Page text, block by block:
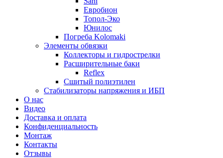
Евробион
Топол-Эко
Юнилос
Погреба Kolomaki
Элементы обвязки
Коллекторы и гидрострелки
Расширительные баки
Reflex
Сшитый полиэтилен
Стабилизаторы напряжения и ИБП
О нас
Видео
Доставка и оплата
Конфиденциальность
Монтаж
Контакты
Отзывы